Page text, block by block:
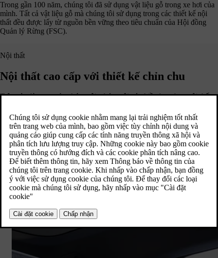
Trong gần 100 năm, chúng tôi đã sử dụng vật liệu gỗ trong xe hơi của
mình. Tất cả vật liệu gỗ mà chúng tôi sử dụng trong các thiết kế nội
thất đều được lấy từ nguồn bền vững theo tiêu chuẩn của Hội đồng
Quản lý Rừng (FSC).
Nội thất
Nội thất cao cấp với thiết kế chỉn chu
Trên các dòng xe của chúng tôi, chúng tôi có nhiều lựa chọn nội thất
và thể hiện các phong cách khác nhau. Hãy xem một số tùy chọn
phong cách mà chúng tôi cung cấp khi nói đến ốp trang trí được làm từ
vật liệu tái tạo và tái chế.